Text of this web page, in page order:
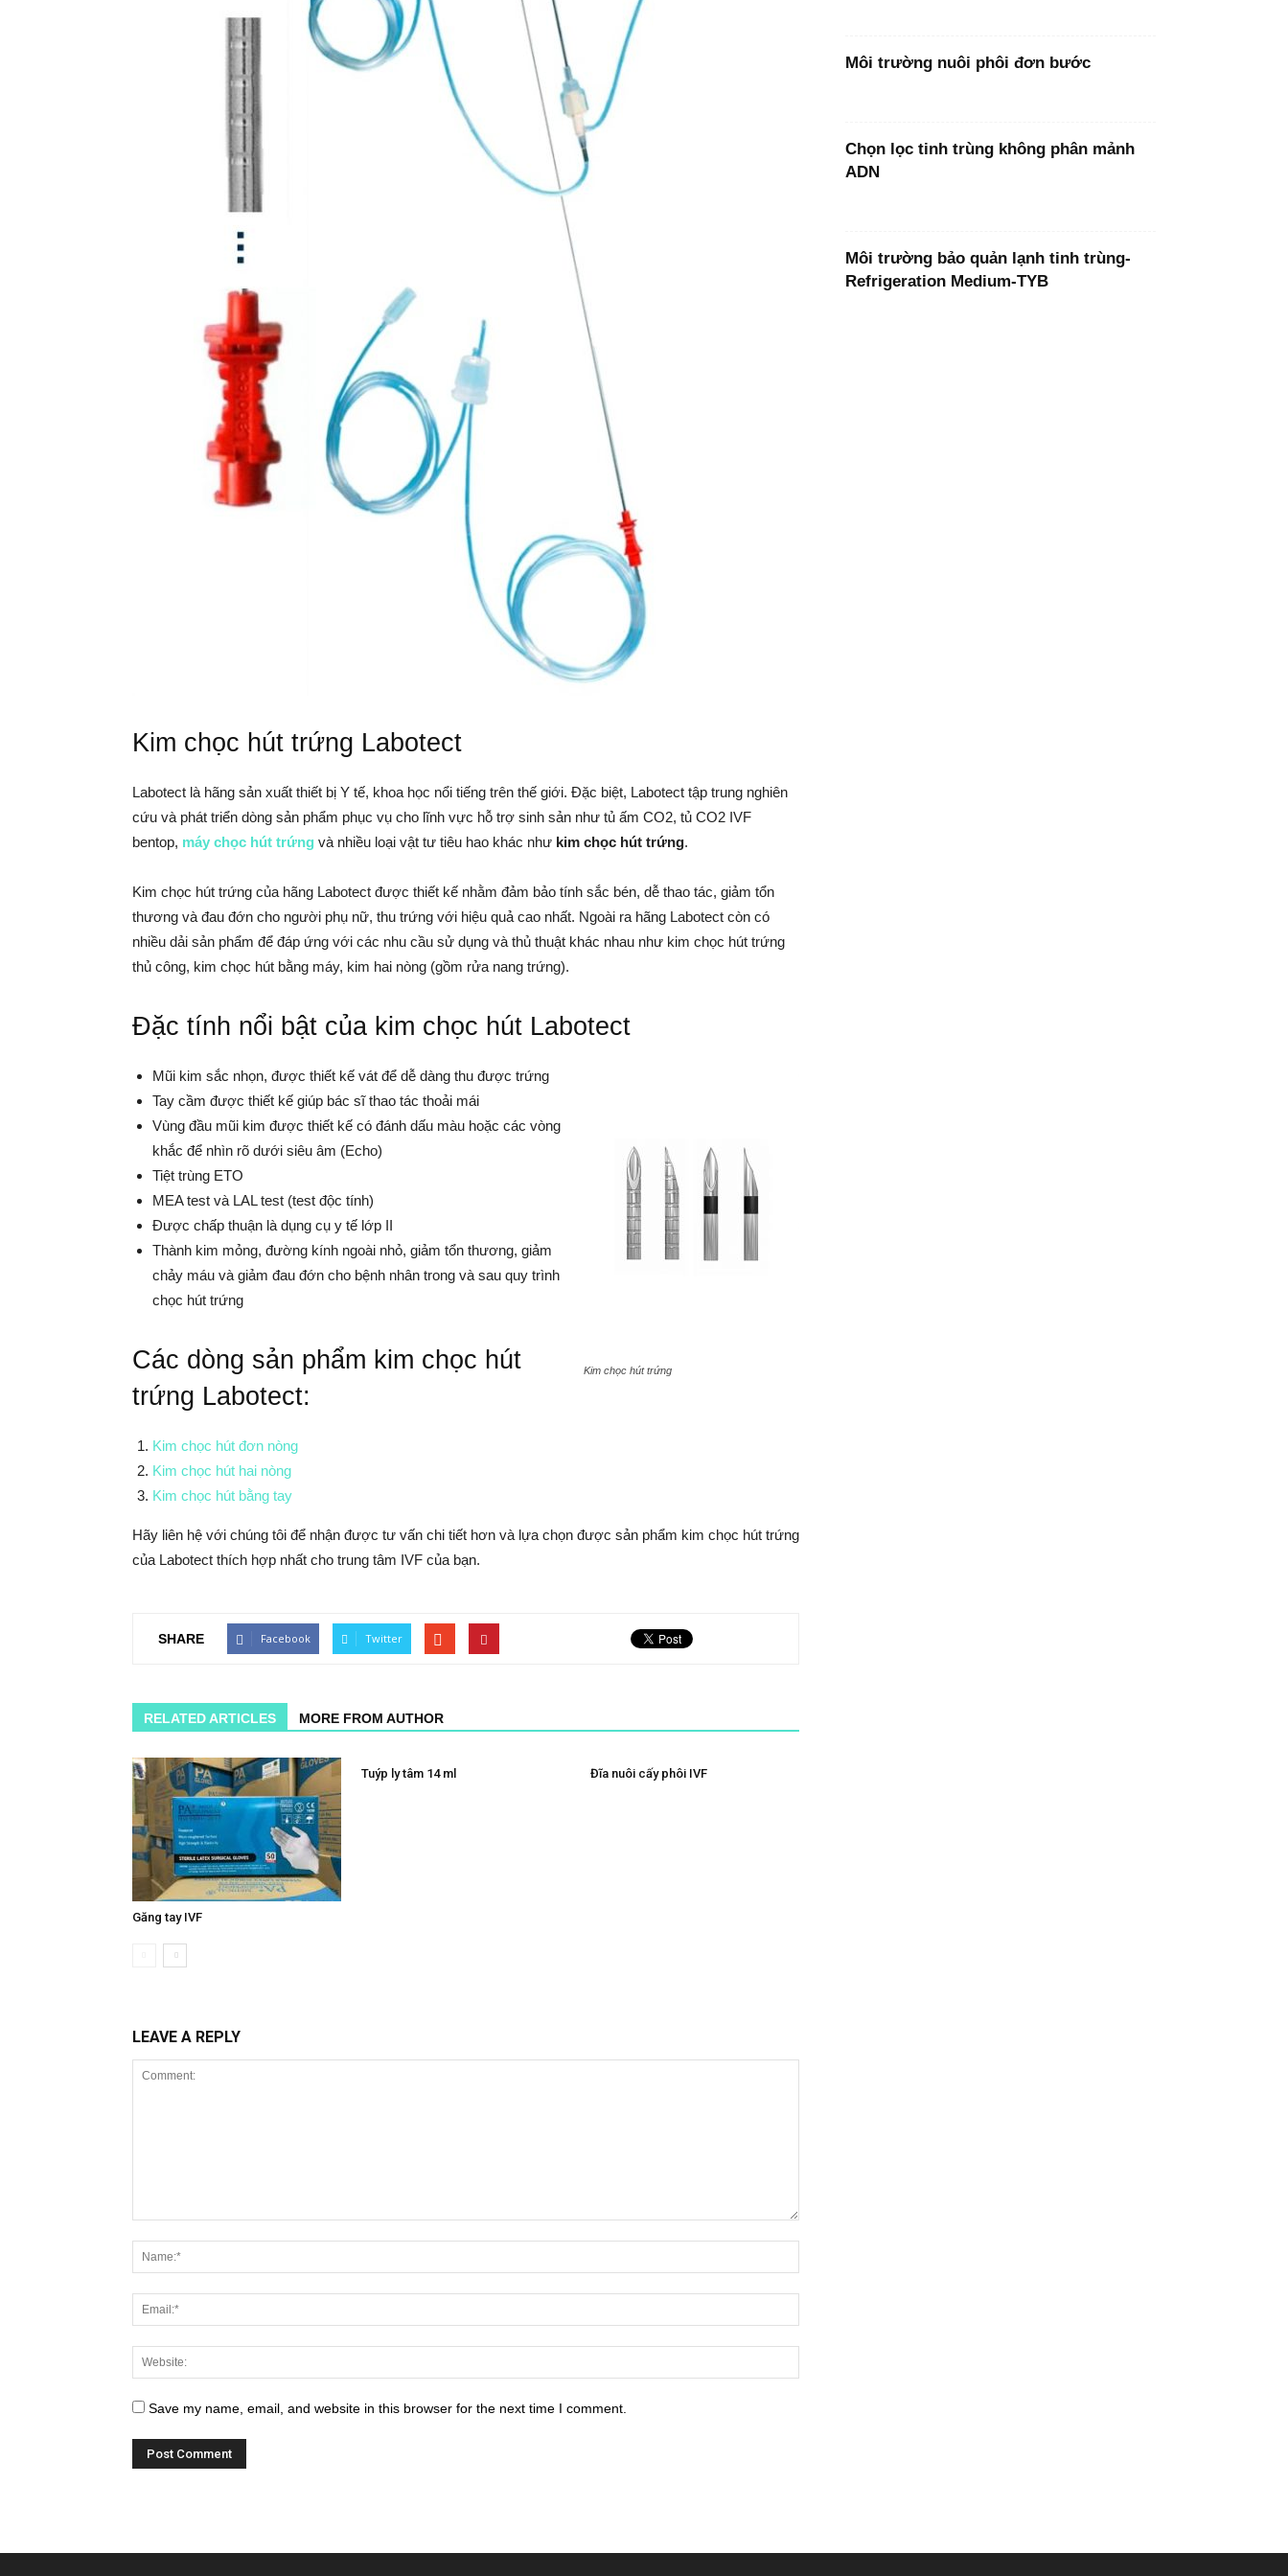
Kim chọc hút trứng Labotect
Labotect là hãng sản xuất thiết bị Y tế, khoa học nổi tiếng trên thế giới. Đặc biệt, Labotect tập trung nghiên
cứu và phát triển dòng sản phẩm phục vụ cho lĩnh vực hỗ trợ sinh sản như tủ ấm CO2, tủ CO2 IVF
bentop, máy chọc hút trứng và nhiều loại vật tư tiêu hao khác như kim chọc hút trứng.
Kim chọc hút trứng của hãng Labotect được thiết kế nhằm đảm bảo tính sắc bén, dễ thao tác, giảm tổn
thương và đau đớn cho người phụ nữ, thu trứng với hiệu quả cao nhất. Ngoài ra hãng Labotect còn có
nhiều dải sản phẩm để đáp ứng với các nhu cầu sử dụng và thủ thuật khác nhau như kim chọc hút trứng
thủ công, kim chọc hút bằng máy, kim hai nòng (gồm rửa nang trứng).
Đặc tính nổi bật của kim chọc hút Labotect
Kim chọc hút trứng
Mũi kim sắc nhọn, được thiết kế vát để dễ dàng thu được trứng
Tay cầm được thiết kế giúp bác sĩ thao tác thoải mái
Vùng đầu mũi kim được thiết kế có đánh dấu màu hoặc các vòng
khắc để nhìn rõ dưới siêu âm (Echo)
Tiệt trùng ETO
MEA test và LAL test (test độc tính)
Được chấp thuận là dụng cụ y tế lớp II
Thành kim mỏng, đường kính ngoài nhỏ, giảm tổn thương, giảm
chảy máu và giảm đau đớn cho bệnh nhân trong và sau quy trình
chọc hút trứng
Các dòng sản phẩm kim chọc hút
trứng Labotect:
Kim chọc hút đơn nòng
Kim chọc hút hai nòng
Kim chọc hút bằng tay
Hãy liên hệ với chúng tôi để nhận được tư vấn chi tiết hơn và lựa chọn được sản phẩm kim chọc hút trứng
của Labotect thích hợp nhất cho trung tâm IVF của bạn.
SHARE Facebook Twitter
RELATED ARTICLES MORE FROM AUTHOR
Găng tay IVF
Tuýp ly tâm 14 ml Đĩa nuôi cấy phôi IVF
LEAVE A REPLY
Save my name, email, and website in this browser for the next time I comment.
Môi trường nuôi phôi đơn bước
Chọn lọc tinh trùng không phân mảnh
ADN
Môi trường bảo quản lạnh tinh trùng-
Refrigeration Medium-TYB